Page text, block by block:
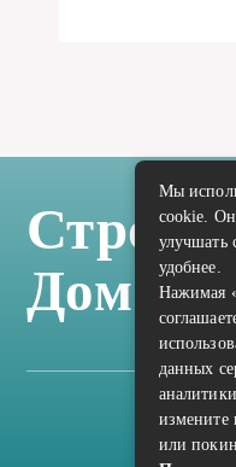
Дом
Политика
Мы
cookie.
улучшать
удобнее.
Нажимая
данных
измените
или